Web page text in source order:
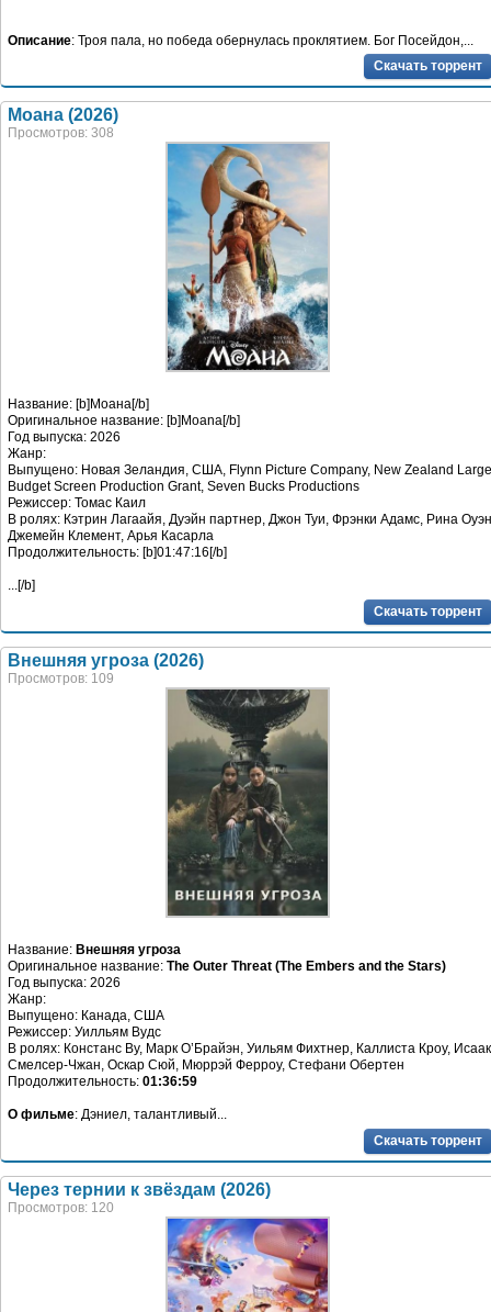
Описание: Троя пала, но победа обернулась проклятием. Бог Посейдон,...
Скачать торрент
Моана (2026)
Просмотров: 308
Название: [b]Моана[/b]
Оригинальное название: [b]Moana[/b]
Год выпуска: 2026
Жанр:
Выпущено: Новая Зеландия, США, Flynn Picture Company, New Zealand Large
Budget Screen Production Grant, Seven Bucks Productions
Режиссер: Томас Каил
В ролях: Кэтрин Лагаайя, Дуэйн партнер, Джон Туи, Фрэнки Адамс, Рина
Джемейн Клемент, Арья Касарла
Продолжительность: [b]01:47:16[/b]
...[/b]
Скачать торрент
Внешняя угроза (2026)
Просмотров: 109
Название: Внешняя угроза
Оригинальное название: The Outer Threat (The Embers and the Stars)
Год выпуска: 2026
Жанр:
Выпущено: Канада, США
Режиссер: Уилльям Вудс
В ролях: Констанс Ву, Марк О’Брайэн, Уильям Фихтнер, Каллиста Кроу, Исаак
Смелсер-Чжан, Оскар Сюй, Мюррэй Ферроу, Стефани Обертен
Продолжительность: 01:36:59
О фильме: Дэниел, талантливый...
Скачать торрент
Через тернии к звёздам (2026)
Просмотров: 120